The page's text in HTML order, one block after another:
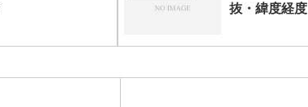
抜・緯度経度